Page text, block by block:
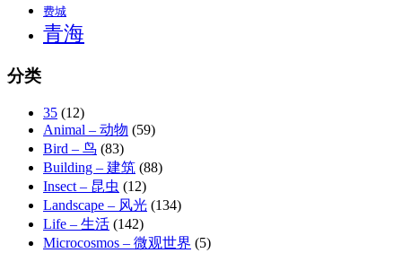
费城
青海
分类
35 (12)
Animal – 动物 (59)
Bird – 鸟 (83)
Building – 建筑 (88)
Insect – 昆虫 (12)
Landscape – 风光 (134)
Life – 生活 (142)
Microcosmos – 微观世界 (5)